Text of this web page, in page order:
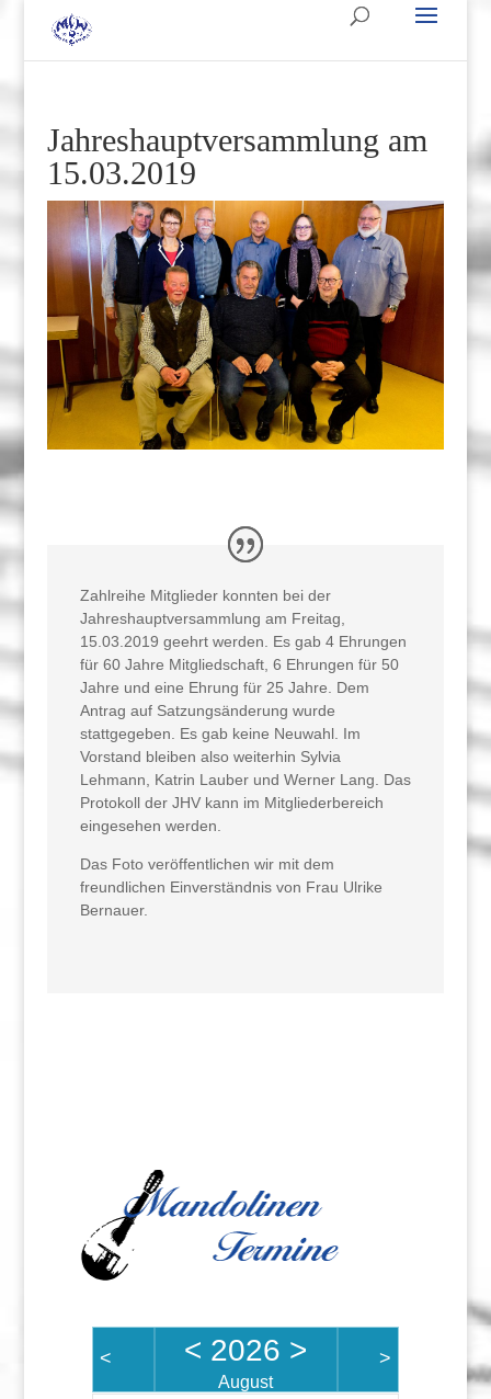
Jahreshauptversammlung am
15.03.2019
Zahlreihe Mitglieder konnten bei der
Jahreshauptversammlung am Freitag,
15.03.2019 geehrt werden. Es gab 4 Ehrungen
für 60 Jahre Mitgliedschaft, 6 Ehrungen für 50
Jahre und eine Ehrung für 25 Jahre. Dem
Antrag auf Satzungsänderung wurde
stattgegeben. Es gab keine Neuwahl. Im
Vorstand bleiben also weiterhin Sylvia
Lehmann, Katrin Lauber und Werner Lang. Das
Protokoll der JHV kann im Mitgliederbereich
eingesehen werden.
Das Foto veröffentlichen wir mit dem
freundlichen Einverständnis von Frau Ulrike
Bernauer.
< < 2026 >
August
>